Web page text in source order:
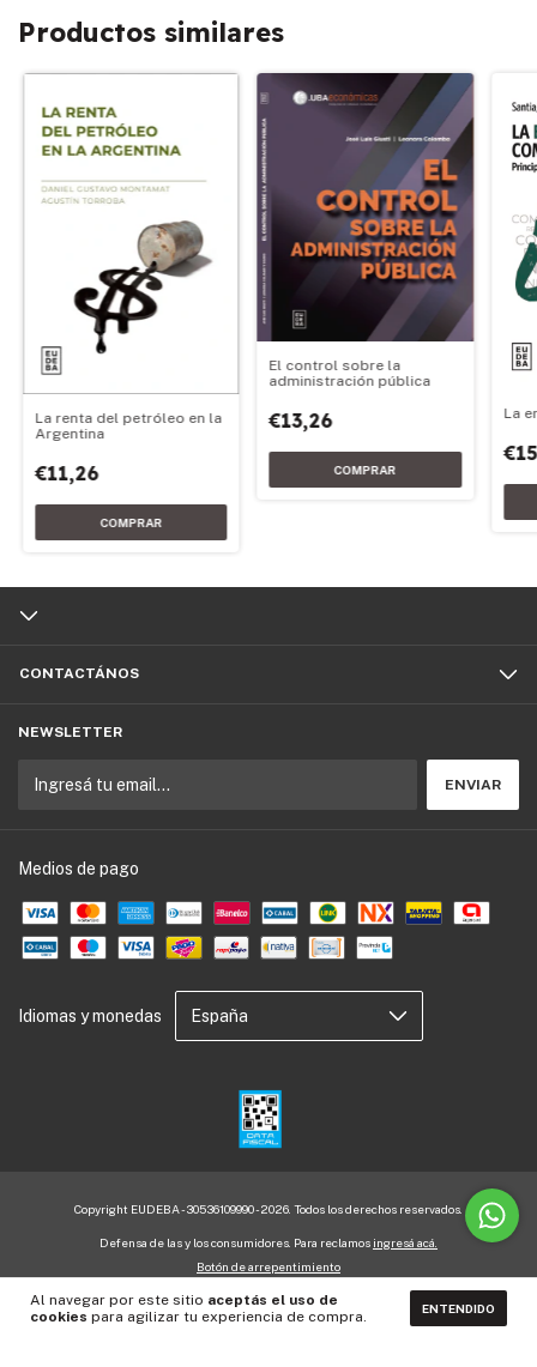
Al navegar por este sitio aceptás el uso de
cookies para agilizar tu experiencia de compra. ENTENDIDO
Productos similares
La renta del petróleo en la
Argentina
€11,26
El control sobre la
administración pública
€13,26 La
CONTACTÁNOS
NEWSLETTER
Medios de pago
Idiomas y monedas
Copyright EUDEBA - 30536109990 - 2026. Todos los derechos reservados.
Defensa de las y los consumidores. Para reclamos ingresá acá.
Botón de arrepentimiento